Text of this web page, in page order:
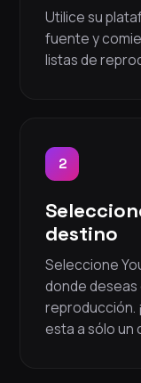
Utilice su
fuente y
listas de
2
destino
Seleccione
donde deseas
reproducción.
esta a sólo un